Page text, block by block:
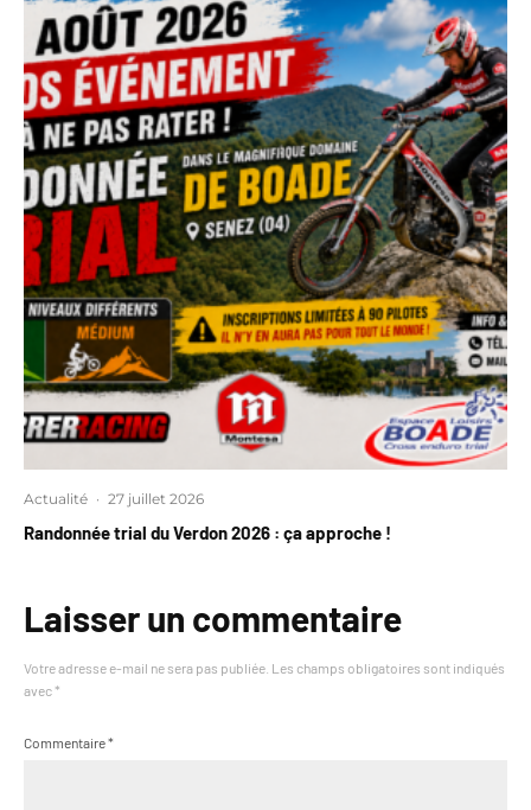
Actualité · 27 juillet 2026
Randonnée trial du Verdon 2026 : ça approche !
Laisser un commentaire
Votre adresse e-mail ne sera pas publiée. Les champs obligatoires sont indiqués
avec *
Commentaire*